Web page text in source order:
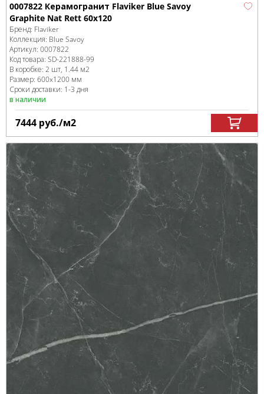
0007822 Керамогранит Flaviker Blue Savoy
Graphite Nat Rett 60x120
Бренд: Flaviker
Коллекция: Blue Savoy
Артикул: 0007822
Код товара: SD-221888-99
В коробке: 2 шт, 1.44 м2
Размер: 600x1200 мм
Сроки доставки: 1-3 дня
в наличии
7444 руб./м2